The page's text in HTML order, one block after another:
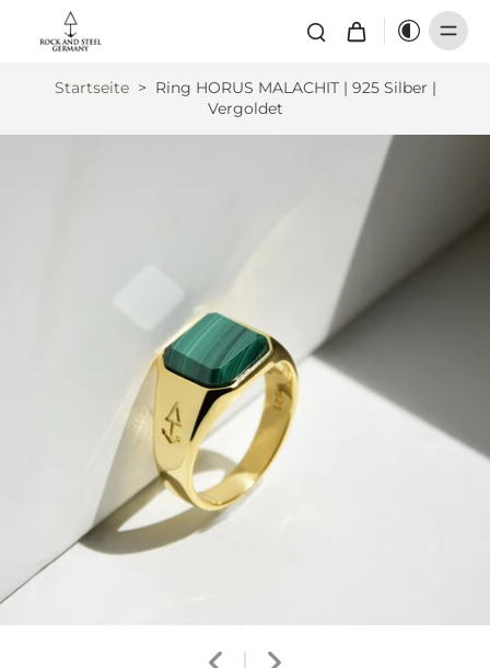
Startseite >
Ring HORUS MALACHIT | 925 Silber |
Vergoldet